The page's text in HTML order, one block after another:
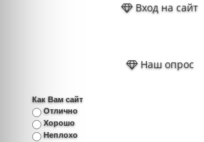
Вход на сайт
Наш опрос
Как Вам сайт
Отлично
Хорошо
Неплохо